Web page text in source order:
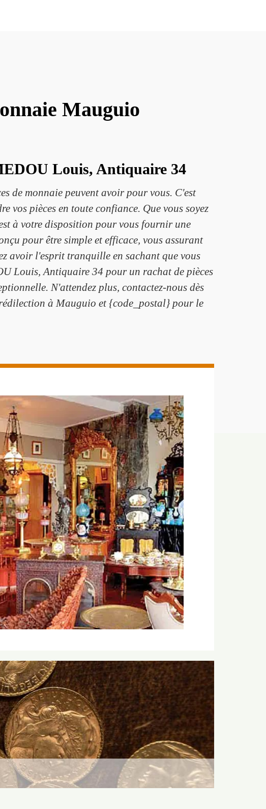
Mauguio
Louis, Antiquaire 34
de monnaie peuvent avoir pour vous. C'est
vos pièces en toute confiance. Que vous soyez
à votre disposition pour vous fournir une
pour être simple et efficace, vous assurant
avoir l'esprit tranquille en sachant que vous
Louis, Antiquaire 34 pour un rachat de pièces
N'attendez plus, contactez-nous dès
à Mauguio et {code_postal} pour le